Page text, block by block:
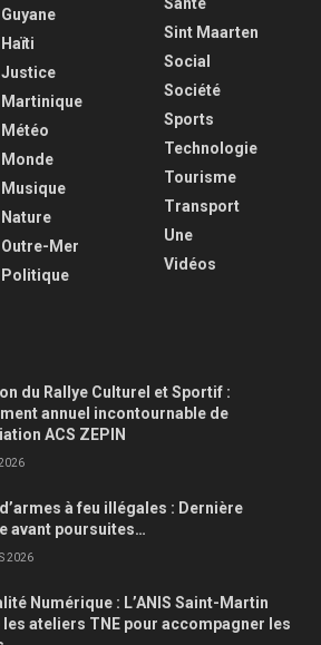
Guyane
Haïti
Justice
Martinique
Météo
Monde
Musique
Nature
Outre-Mer
Politique
Sint Maarten
Social
Société
Sports
Technologie
Tourisme
Transport
Une
Vidéos
du Rallye Culturel et Sportif :
annuel incontournable de
ACS ZEPIN
à feu illégales : Dernière
avant poursuites…
2026
Numérique : L’ANIS Saint-Martin
ateliers TNE pour accompagner les